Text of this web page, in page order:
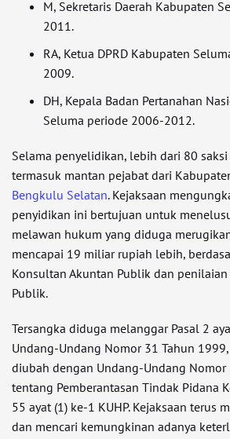
M, Sekretaris Daerah Kabupaten
2011.
RA, Ketua DPRD Kabupaten
2009.
DH, Kepala Badan Pertanahan
Seluma periode 2006-2012.
Selama penyelidikan, lebih dari 80
termasuk mantan pejabat dari
Bengkulu Selatan. Kejaksaan
penyidikan ini bertujuan untuk
melawan hukum yang diduga
mencapai 19 miliar rupiah lebih,
Konsultan Akuntan Publik dan penilaian
Publik.
Tersangka diduga melanggar Pasal 2
Undang-Undang Nomor 31 Tahun
diubah dengan Undang-Undang Nomor
tentang Pemberantasan Tindak Pidana
55 ayat (1) ke-1 KUHP. Kejaksaan terus
dan mencari kemungkinan adanya